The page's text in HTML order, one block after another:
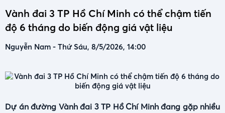
Vành đai 3 TP Hồ Chí Minh có thể chậm tiến
độ 6 tháng do biến động giá vật liệu
Nguyễn Nam - Thứ Sáu, 8/5/2026, 14:00
Dự án đường Vành đai 3 TP Hồ Chí Minh đang gặp nhiều